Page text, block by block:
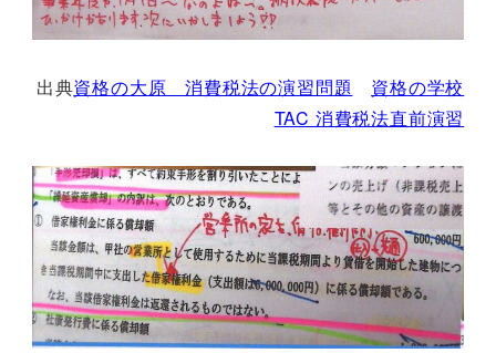
出典資格の大原 消費税法の演習問題
資格の学校
TAC 消費税法直前演習